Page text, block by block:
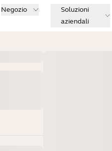
Negozio
Soluzioni
aziendali